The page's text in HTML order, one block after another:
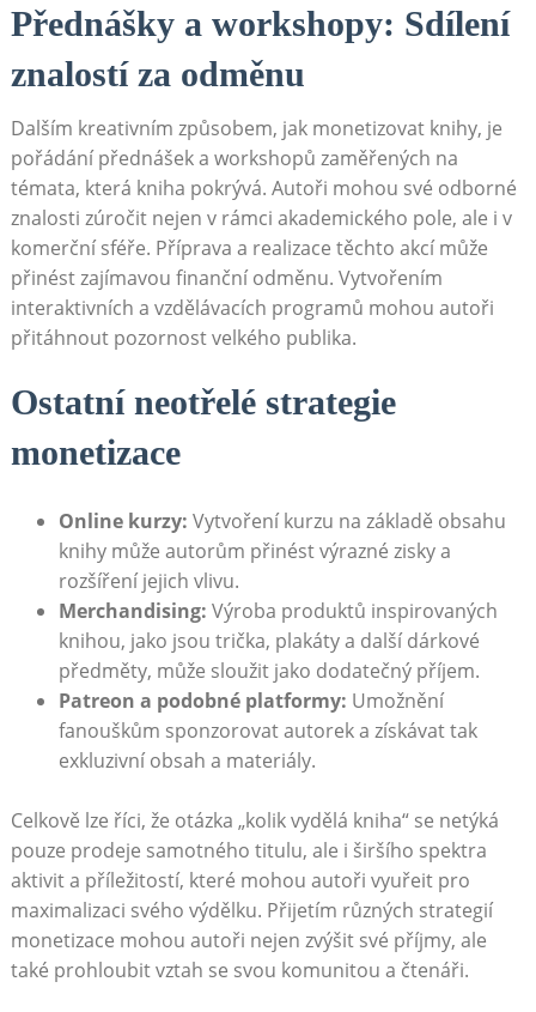
Přednášky a workshopy: Sdílení
znalostí za odměnu
Dalším kreativním způsobem, jak monetizovat knihy, je
pořádání přednášek a workshopů zaměřených na
témata, která kniha pokrývá. Autoři mohou své odborné
znalosti zúročit nejen v rámci akademického pole, ale i v
komerční sféře. Příprava a realizace těchto akcí může
přinést zajímavou finanční odměnu. Vytvořením
interaktivních a vzdělávacích programů mohou autoři
přitáhnout pozornost velkého publika.
Ostatní neotřelé strategie
monetizace
Online kurzy: Vytvoření kurzu na základě obsahu
knihy může autorům přinést výrazné zisky a
rozšíření jejich vlivu.
Merchandising: Výroba produktů inspirovaných
knihou, jako jsou trička, plakáty a další dárkové
předměty, může sloužit jako dodatečný příjem.
Patreon a podobné platformy: Umožnění
fanouškům sponzorovat autorek a získávat tak
exkluzivní obsah a materiály.
Celkově lze říci, že otázka „kolik vydělá kniha“ se netýká
pouze prodeje samotného titulu, ale i širšího spektra
aktivit a příležitostí, které mohou autoři vyuřeit pro
maximalizaci svého výdělku. Přijetím různých strategií
monetizace mohou autoři nejen zvýšit své příjmy, ale
také prohloubit vztah se svou komunitou a čtenáři.